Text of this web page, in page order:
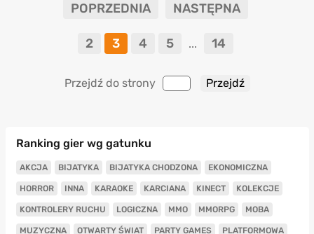
POPRZEDNIA NASTĘPNA
2 3 4 5 ... 14
Przejdź do strony
Ranking gier wg gatunku
AKCJA BIJATYKA BIJATYKA CHODZONA EKONOMICZNA
HORROR INNA KARAOKE KARCIANA KINECT KOLEKCJE
KONTROLERY RUCHU LOGICZNA MMO MMORPG MOBA
MUZYCZNA OTWARTY ŚWIAT PARTY GAMES PLATFORMOWA